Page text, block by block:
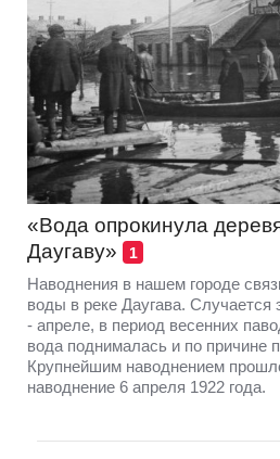
«Вода опрокинула
Даугаву»
1
Наводнения в нашем городе
воды в реке Даугава. Случается
- апреле, в период весенних
вода поднималась и по причине
Крупнейшим наводнением
наводнение 6 апреля 1922 года.